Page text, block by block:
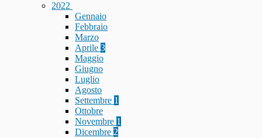
2022
Gennaio
Febbraio
Marzo
Aprile 3
Maggio
Giugno
Luglio
Agosto
Settembre 1
Ottobre
Novembre 1
Dicembre 2